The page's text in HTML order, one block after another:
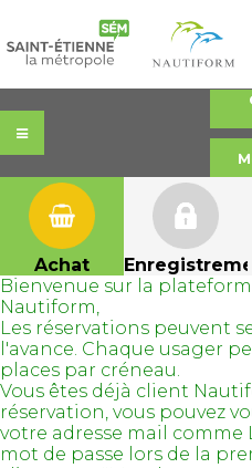
Achat
Bienvenue sur la
Nautiform,
Les réservations peuvent
l'avance. Chaque usager
places par créneau.
Vous êtes déjà client
réservation, vous pouvez
votre adresse mail comme
mot de passe lors de la